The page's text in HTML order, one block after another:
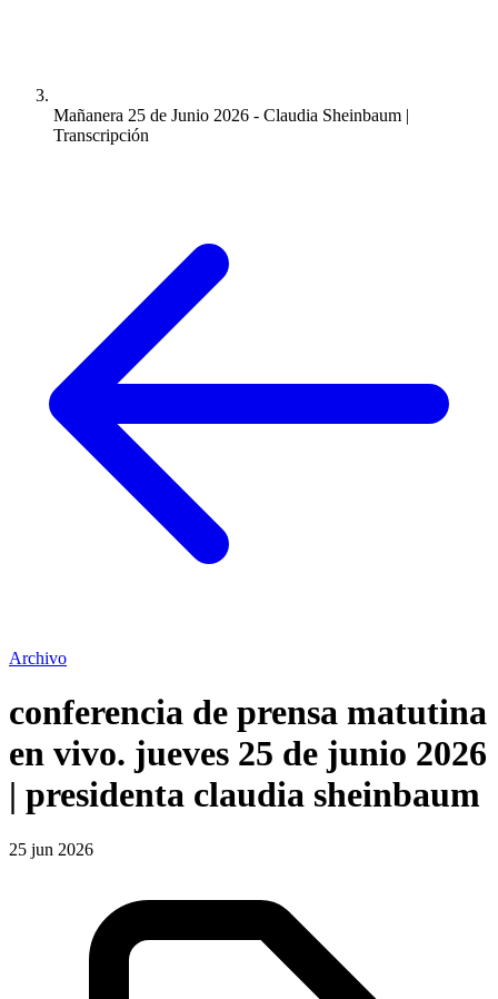
Mañanera 25 de Junio 2026 - Claudia Sheinbaum |
Transcripción
Archivo
conferencia de prensa matutina
en vivo. jueves 25 de junio 2026
| presidenta claudia sheinbaum
25 jun 2026